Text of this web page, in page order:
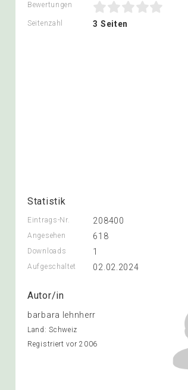
Bewertungen
Seitenzahl 3 Seiten
Statistik
Eintrags-Nr. 208400
Angesehen 618
Downloads 1
Aufgeschaltet 02.02.2024
Autor/in
barbara lehnherr
Land: Schweiz
Registriert vor 2006